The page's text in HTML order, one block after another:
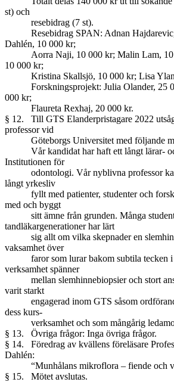
st) och
resebidrag (7 st).
Resebidrag SPAN: Adnan Hajdarevic,
Dahlén, 10 000 kr;
Aorra Naji, 10 000 kr; Malin Lam, 10
10 000 kr;
Kristina Skallsjö, 10 000 kr; Lisa
Forskningsprojekt: Julia Olander, 25
000 kr;
Flaureta Rexhaj, 20 000 kr.
§ 12. Till GTS Elanderpristagare 2022
professor vid
Göteborgs Universitet med följande
Vår kandidat har haft ett långt lärar-
Institutionen för
odontologi. Vår nyblivna professor
långt yrkesliv
fyllt med patienter, studenter och
med och byggt
sitt ämne från grunden. Många
tandläkargenerationer har lärt
sig allt om vilka skepnader en
vaksamhet över
faror som lurar bakom subtila tecken i
verksamhet spänner
mellan slemhinnebiopsier och stort
varit starkt
engagerad inom GTS såsom
dess kurs-
verksamhet och som mångårig ledamot
§ 13. Övriga frågor: Inga övriga frågor.
§ 14. Föredrag av kvällens föreläsare
Dahlén:
“Munhålans mikroflora – fiende och
§ 15. Mötet avslutas.